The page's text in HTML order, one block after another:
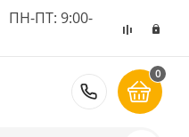
ПН-ПТ: 9:00-
8 (495)
0